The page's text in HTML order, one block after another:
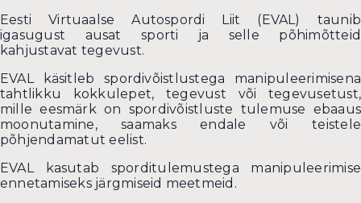
Eesti Virtuaalse Autospordi Liit (EVAL) taunib
igasugust ausat sporti ja selle põhimõtteid
kahjustavat tegevust.
EVAL käsitleb spordivõistlustega manipuleerimisena
tahtlikku kokkulepet, tegevust või tegevusetust,
mille eesmärk on spordivõistluste tulemuse ebaaus
moonutamine, saamaks endale või teistele
põhjendamatut eelist.
EVAL kasutab sporditulemustega manipuleerimise
ennetamiseks järgmiseid meetmeid.